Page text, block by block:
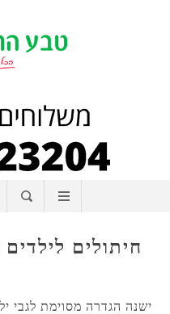
חיתולים
ישנה הגדרה מסוימת לגבי